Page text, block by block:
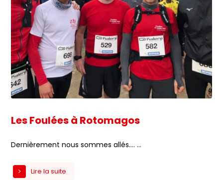
Les Foulées à Rotomagos
Dernièrement nous sommes allés…. ...
Lire la suite